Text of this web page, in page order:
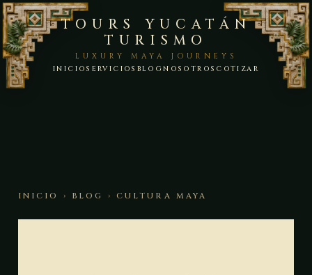
TOURS YUCATÁN
TURISMO
LUXURY MAYA JOURNEYS
INICIO SERVICIOS BLOGNOSOTROS COTIZAR
INICIO › BLOG › CULTURA MAYA